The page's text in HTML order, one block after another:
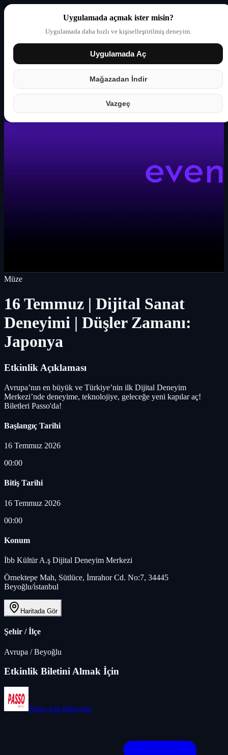
Uygulamada açmak ister misin?
Uygulamada daha hızlı ve kişiselleştirilmiş deneyim.
Uygulamada Aç
Mağazadan İndir
Vazgeç
Giriş yap Partner
Müze
16 Temmuz | Dijital Sanat
Deneyimi | Düşler Zamanı:
Japonya
Etkinlik Açıklaması
Avrupa’nın en büyük ve Türkiye’nin ilk Dijital Deneyim
Merkezi’nde deneyime, teknolojiye, geleceğe yeni kapılar aç!
Biletleri Passo'da!
Başlangıç Tarihi
16 Temmuz 2026
00:00
Bitiş Tarihi
16 Temmuz 2026
00:00
Konum
İbb Kültür A.ş Dijital Deneyim Merkezi
Örnektepe Mah, Sütlüce, İmrahor Cd. No:7, 34445
Beyoğlu/i̇stanbul
Haritada Gör
Şehir / İlçe
Avrupa /Beyoğlu
Etkinlik Biletini Almak İçin
Passo için tıklayınız